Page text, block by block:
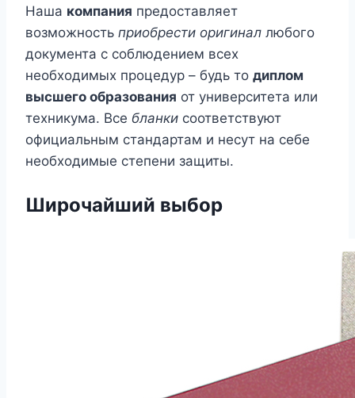
Наша компания предоставляет
возможность приобрести оригинал любого
документа с соблюдением всех
необходимых процедур – будь то диплом
высшего образования от университета или
техникума. Все бланки соответствуют
официальным стандартам и несут на себе
необходимые степени защиты.
Широчайший выбор